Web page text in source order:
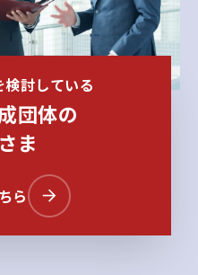
討している
団体の
ま
ら